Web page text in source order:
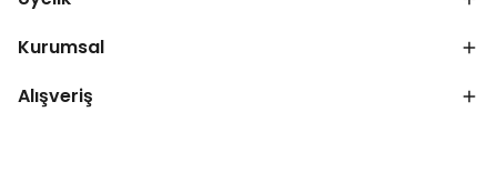
Kurumsal
Alışveriş